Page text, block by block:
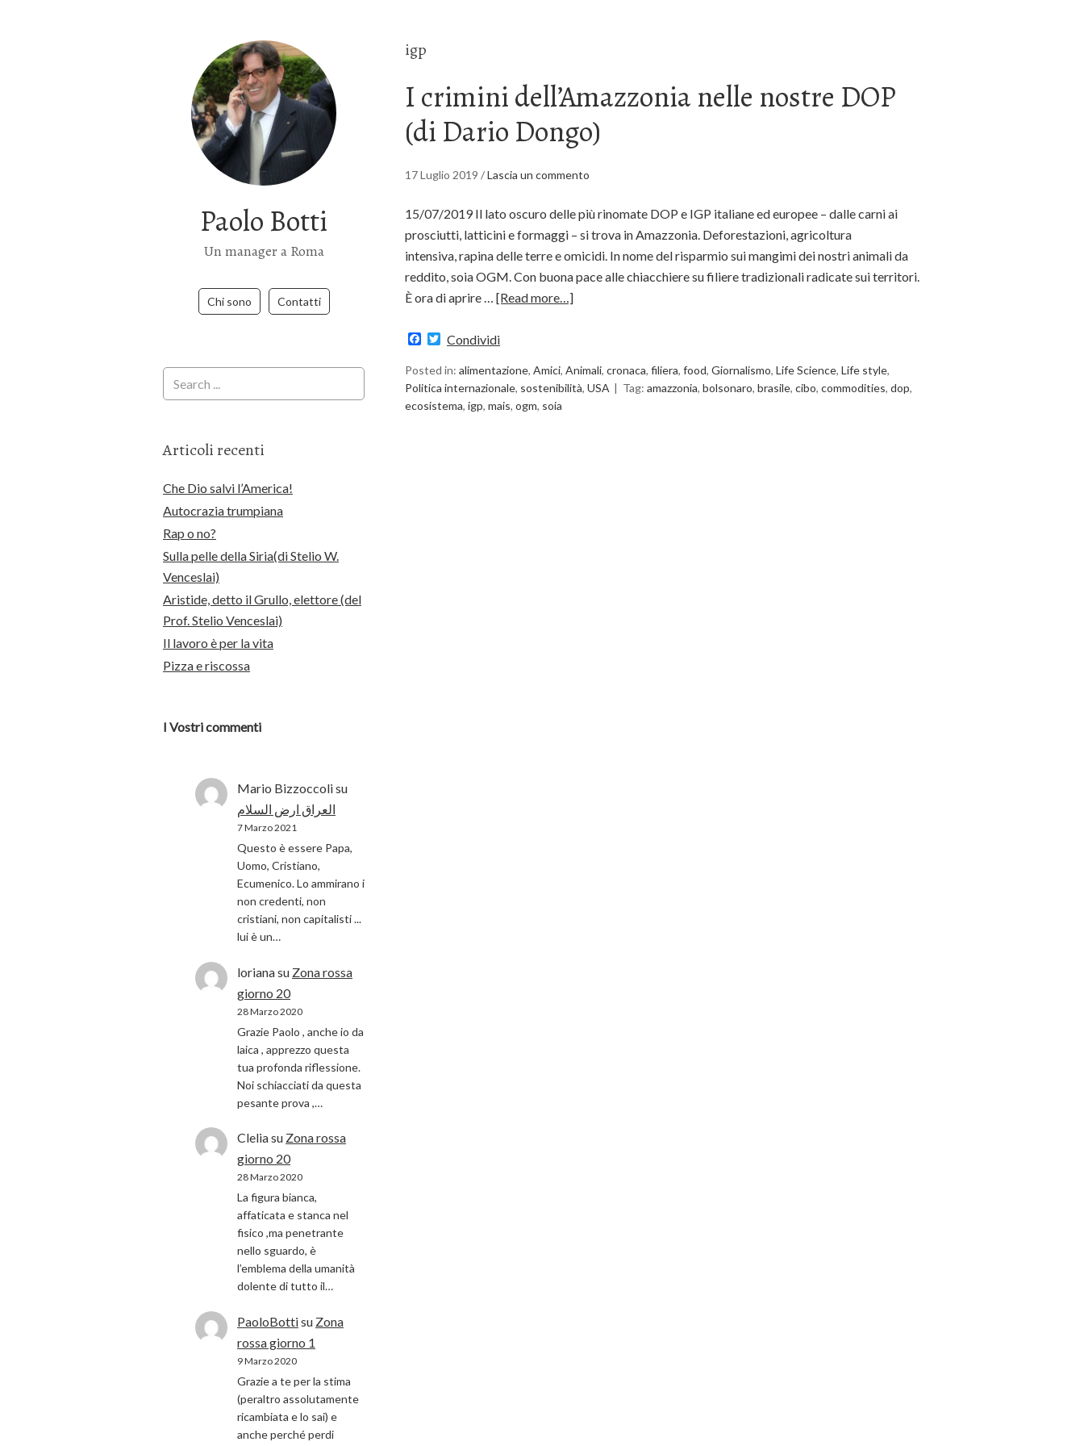
Paolo Botti
Un manager a Roma
Chi sono Contatti
igp
I crimini dell’Amazzonia nelle nostre DOP
(di Dario Dongo)
17 Luglio 2019 /Lascia un commento
15/07/2019 Il lato oscuro delle più rinomate DOP e IGP italiane ed europee – dalle carni ai
prosciutti, latticini e formaggi – si trova in Amazzonia. Deforestazioni, agricoltura
intensiva, rapina delle terre e omicidi. In nome del risparmio sui mangimi dei nostri animali da
reddito, soia OGM. Con buona pace alle chiacchiere su filiere tradizionali radicate sui territori.
È ora di aprire … [Read more…]
Facebook
Twitter
Condividi
Posted in: alimentazione, Amici, Animali, cronaca, filiera, food, Giornalismo, Life Science, Life style,
Politica internazionale, sostenibilità, USA Tag: amazzonia, bolsonaro, brasile, cibo, commodities, dop,
ecosistema, igp, mais, ogm, soia
Articoli recenti
Che Dio salvi l’America!
Autocrazia trumpiana
Rap o no?
Sulla pelle della Siria(di Stelio W.
Venceslai)
Aristide, detto il Grullo, elettore (del
Prof. Stelio Venceslai)
Il lavoro è per la vita
Pizza e riscossa
I Vostri commenti
Mario Bizzoccolisu
العراق ارض السلام
7 Marzo 2021
Questo è essere Papa,
Uomo, Cristiano,
Ecumenico. Lo ammirano i
non credenti, non
cristiani, non capitalisti ...
lui è un…
lorianasu Zona rossa
giorno 20
28 Marzo 2020
Grazie Paolo , anche io da
laica , apprezzo questa
tua profonda riflessione.
Noi schiacciati da questa
pesante prova ,…
Cleliasu Zona rossa
giorno 20
28 Marzo 2020
La figura bianca,
affaticata e stanca nel
fisico ,ma penetrante
nello sguardo, è
l’emblema della umanità
dolente di tutto il…
PaoloBottisu Zona
rossa giorno 1
9 Marzo 2020
Grazie a te per la stima
(peraltro assolutamente
ricambiata e lo sai) e
anche perché perdi